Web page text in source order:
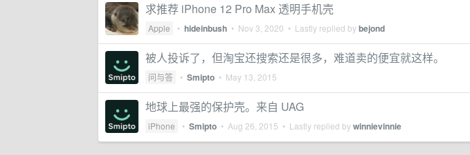
求推荐 iPhone 12 Pro Max 透明手机壳
Apple • hideinbush • Nov 3, 2020 • Lastly replied bybejond
被人投诉了，但淘宝还搜索还是很多，难道卖的便宜就这样。
问与答 • Smipto • May 13, 2015
地球上最强的保护壳。来自 UAG
iPhone • Smipto • Aug 26, 2015 • Lastly replied bywinnievinnie